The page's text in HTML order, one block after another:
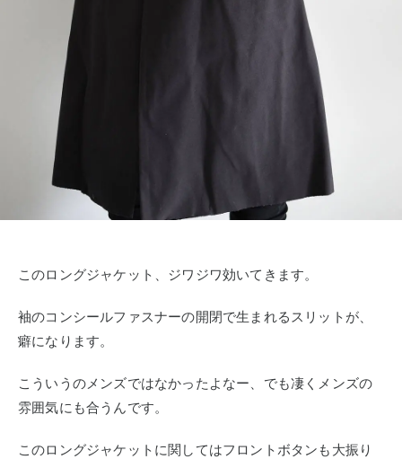
このロングジャケット、ジワジワ効いてきます。
袖のコンシールファスナーの開閉で生まれるスリットが、
癖になります。
こういうのメンズではなかったよなー、でも凄くメンズの
雰囲気にも合うんです。
このロングジャケットに関してはフロントボタンも大振り